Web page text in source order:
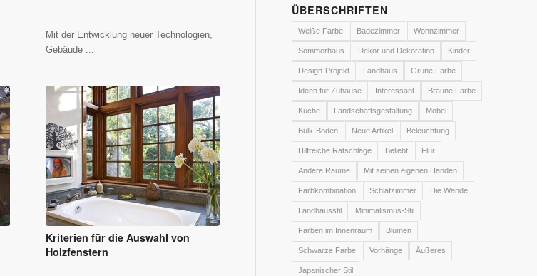
Mit der Entwicklung neuer Technologien,
Gebäude ...
Kriterien für die Auswahl von
Holzfenstern
ÜBERSCHRIFTEN
Weiße Farbe Badezimmer Wohnzimmer
Sommerhaus Dekor und Dekoration Kinder
Design-Projekt Landhaus Grüne Farbe
Ideen für Zuhause Interessant Braune Farbe
Küche Landschaftsgestaltung Möbel
Bulk-Boden Neue Artikel Beleuchtung
Hilfreiche Ratschläge Beliebt Flur
Andere Räume Mit seinen eigenen Händen
Farbkombination Schlafzimmer Die Wände
Landhausstil Minimalismus-Stil
Farben im Innenraum Blumen
Schwarze Farbe Vorhänge Äußeres
Japanischer Stil